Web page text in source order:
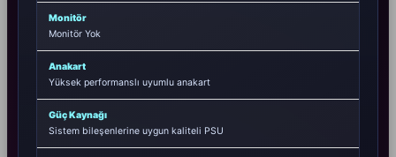
Monitör
Monitör Yok
Anakart
Yüksek performanslı uyumlu anakart
Güç Kaynağı
Sistem bileşenlerine uygun kaliteli PSU